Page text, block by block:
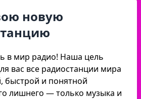
новую
в мир радио! Наша цель
вас все радиостанции мира
быстрой и понятной
лишнего — только музыка и